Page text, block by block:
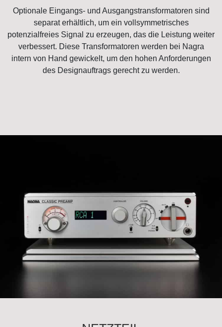
Optionale Eingangs- und Ausgangstransformatoren sind
separat erhältlich, um ein vollsymmetrisches
potenzialfreies Signal zu erzeugen, das die Leistung weiter
verbessert. Diese Transformatoren werden bei Nagra
intern von Hand gewickelt, um den hohen Anforderungen
des Designauftrags gerecht zu werden.